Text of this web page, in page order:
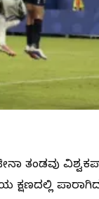
ತಂಡವು